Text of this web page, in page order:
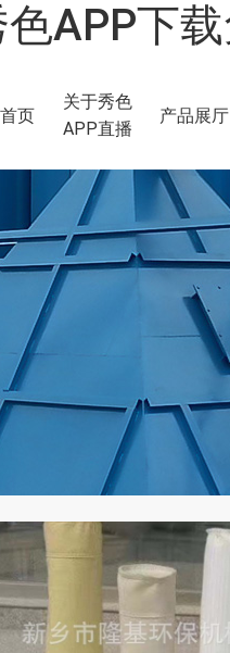
APP下
页
关于秀色
APP直播
产品展厅